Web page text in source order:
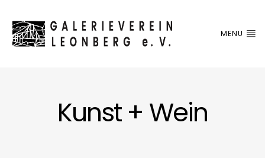
MENU
Kunst + Wein